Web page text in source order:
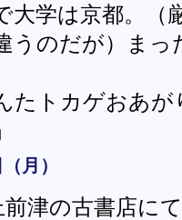
大学は京都。（
うのだが）まっ
たトカゲおあ
月）
前津の古書店に